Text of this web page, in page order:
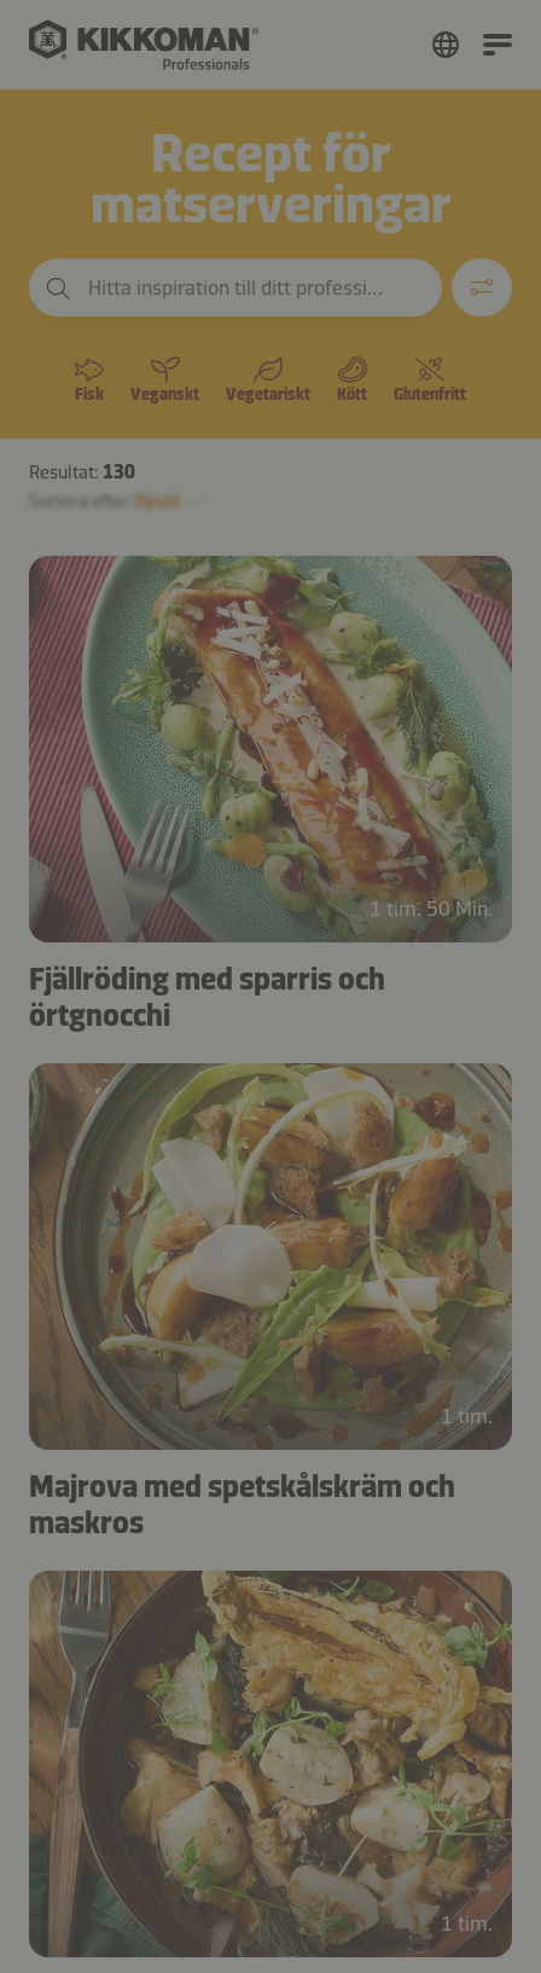
Recept för
matserveringar
Hitta inspiration till ditt professionella kök
Fisk Veganskt Vegetariskt Kött Glutenfritt
Resultat: 130
Nyast
1 tim. 50 Min.
Fjällröding med sparris och
örtgnocchi
1 tim.
Majrova med spetskålskräm och
maskros
1 tim.